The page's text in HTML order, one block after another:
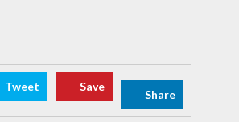
Tweet Save
Share